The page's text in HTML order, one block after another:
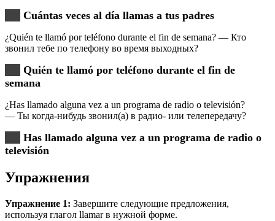
Cuántas veces al día llamas a tus padres
¿Quién te llamó por teléfono durante el fin de semana? — Кто
звонил тебе по телефону во время выходных?
Quién te llamó por teléfono durante el fin de
semana
¿Has llamado alguna vez a un programa de radio o televisión?
— Ты когда-нибудь звонил(а) в радио- или телепередачу?
Has llamado alguna vez a un programa de radio o
televisión
Упражнения
Упражнение 1: Завершите следующие предложения,
используя глагол llamar в нужной форме.